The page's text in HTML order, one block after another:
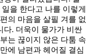
을 한다고 나를 이렇게
의 마음을 살필 겨를 없
다. 더욱이 물가가 비싼
는 끊이지 않은 다툼 속
에 남편과 헤어질 결심